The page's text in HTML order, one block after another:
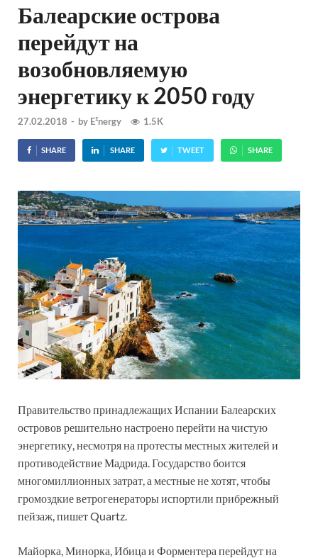
Балеарские острова
перейдут на
возобновляемую
энергетику к 2050 году
27.02.2018 - by E²nergy 1.5K
SHARE SHARE TWEET SHARE
Правительство принадлежащих Испании Балеарских
островов решительно настроено перейти на чистую
энергетику, несмотря на протесты местных жителей и
противодействие Мадрида. Государство боится
многомиллионных затрат, а местные не хотят, чтобы
громоздкие ветрогенераторы испортили прибрежный
пейзаж, пишет Quartz.
Майорка, Минорка, Ибица и Форментера перейдут на